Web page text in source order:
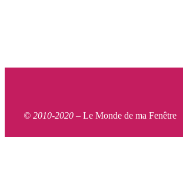
© 2010-2020 – Le Monde de ma Fenêtre